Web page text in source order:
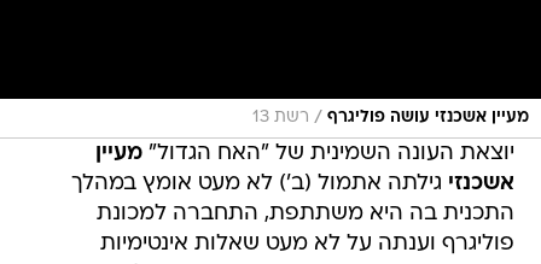
מעיין אשכנזי עושה פוליגרף / רשת 13
יוצאת העונה השמינית של "האח הגדול"מעיין
אשכנזי גילתה אתמול (ב') לא מעט אומץ במהלך
התכנית בה היא משתתפת, התחברה למכונת
פוליגרף וענתה על לא מעט שאלות אינטימיות